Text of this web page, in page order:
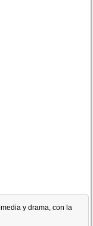
y drama, con la